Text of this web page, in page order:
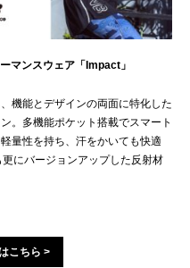
マンスウェア「Impact」
機能とデザインの両面に特化した
。多機能ポケット搭載でスマート
量性を持ち、汗をかいても快適
にバージョンアップした反射材
こちら >